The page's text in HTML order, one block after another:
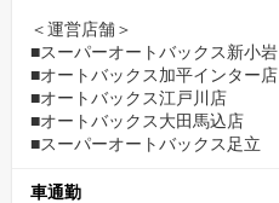
＜運営店舗＞
■スーパーオートバックス新小岩
■オートバックス加平インター店
■オートバックス江戸川店
■オートバックス大田馬込店
■スーパーオートバックス足立
車通勤